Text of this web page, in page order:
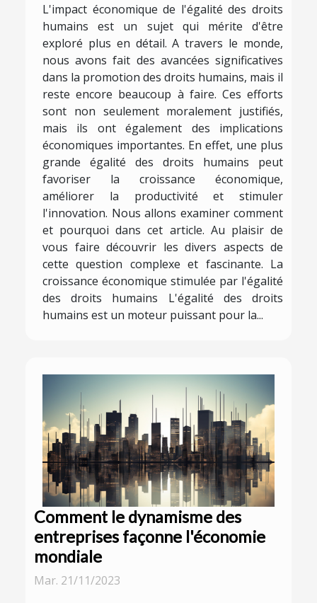
L'impact économique de l'égalité des droits
humains est un sujet qui mérite d'être
exploré plus en détail. A travers le monde,
nous avons fait des avancées significatives
dans la promotion des droits humains, mais il
reste encore beaucoup à faire. Ces efforts
sont non seulement moralement justifiés,
mais ils ont également des implications
économiques importantes. En effet, une plus
grande égalité des droits humains peut
favoriser la croissance économique,
améliorer la productivité et stimuler
l'innovation. Nous allons examiner comment
et pourquoi dans cet article. Au plaisir de
vous faire découvrir les divers aspects de
cette question complexe et fascinante. La
croissance économique stimulée par l'égalité
des droits humains L'égalité des droits
humains est un moteur puissant pour la...
Comment le dynamisme des
entreprises façonne l'économie
mondiale
Mar. 21/11/2023